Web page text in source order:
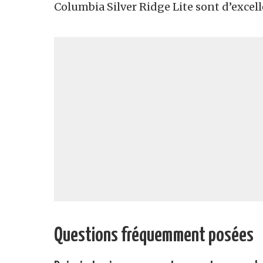
Columbia Silver Ridge Lite sont
Questions fréquemment posées